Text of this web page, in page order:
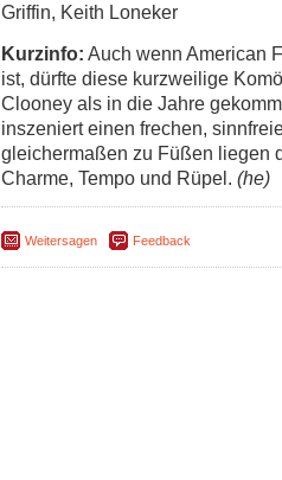
Griffin, Keith Loneker
Kurzinfo: Auch wenn American
ist, dürfte diese kurzweilige
Clooney als in die Jahre
inszeniert einen frechen,
gleichermaßen zu Füßen liegen
Charme, Tempo und Rüpel. (he)
Weitersagen Feedback